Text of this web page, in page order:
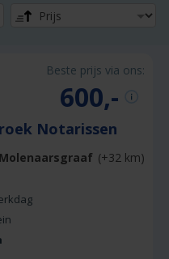
Beste prijs via ons:
600,-
Notarissen
Molenaarsgraaf (+32 km)